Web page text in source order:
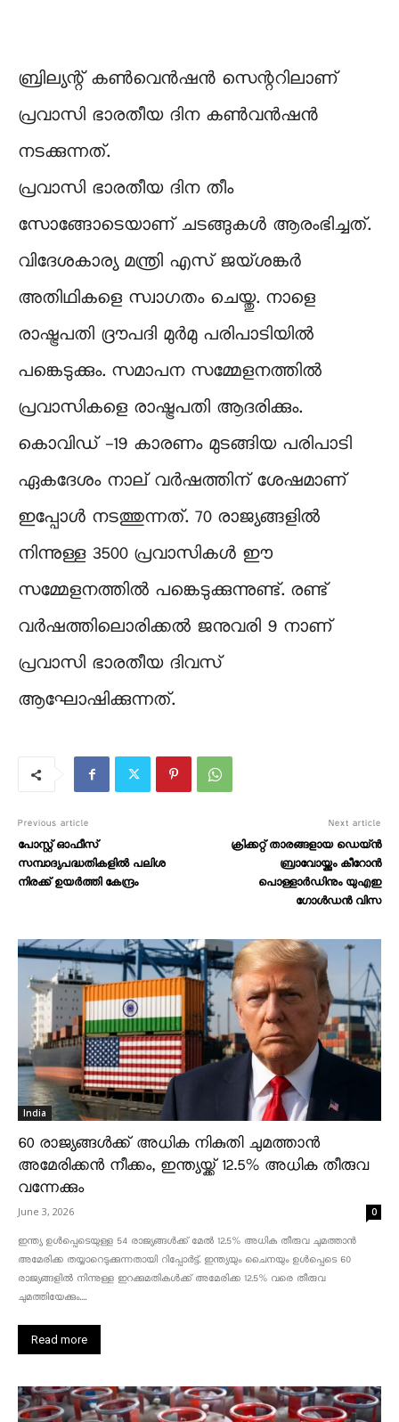
ബ്രില്യന്റ് കണ്‍വെന്‍ഷന്‍ സെന്ററിലാണ്
പ്രവാസി ഭാരതീയ ദിന കണ്‍വന്‍ഷന്‍
നടക്കുന്നത്.
പ്രവാസി ഭാരതീയ ദിന തീം
സോങ്ങോടെയാണ് ചടങ്ങുകള്‍ ആരംഭിച്ചത്.
വിദേശകാര്യ മന്ത്രി എസ് ജയ്ശങ്കര്‍
അതിഥികളെ സ്വാഗതം ചെയ്തു. നാളെ
രാഷ്ട്രപതി ദ്രൗപദി മുർമു പരിപാടിയിൽ
പങ്കെടുക്കും. സമാപന സമ്മേളനത്തിൽ
പ്രവാസികളെ രാഷ്ട്രപതി ആദരിക്കും.
കൊവിഡ് -19 കാരണം മുടങ്ങിയ പരിപാടി
ഏകദേശം നാല് വർഷത്തിന് ശേഷമാണ്
ഇപ്പോൾ നടത്തുന്നത്. 70 രാജ്യങ്ങളിൽ
നിന്നുള്ള 3500 പ്രവാസികൾ ഈ
സമ്മേളനത്തിൽ പങ്കെടുക്കുന്നുണ്ട്. രണ്ട്
വർഷത്തിലൊരിക്കൽ ജനുവരി 9 നാണ്
പ്രവാസി ഭാരതീയ ദിവസ്
ആഘോഷിക്കുന്നത്.
Previous article
പോസ്റ്റ് ഓഫീസ്
സമ്പാദ്യപദ്ധതികളിൽ പലിശ
നിരക്ക് ഉയർത്തി കേന്ദ്രം
Next article
ക്രിക്കറ്റ് താരങ്ങളായ ഡെയ്ന്‍
ബ്രാവോയ്ക്കും കീറോന്‍
പൊള്ളാർഡിനും യുഎഇ
ഗോള്‍ഡന്‍ വിസ
India
60 രാജ്യങ്ങൾക്ക് അധിക നികുതി ചുമത്താൻ
അമേരിക്കൻ നീക്കം, ഇന്ത്യയ്ക്ക് 12.5% അധിക തീരുവ
വന്നേക്കും
June 3, 2026 0
ഇന്ത്യ ഉൾപ്പെടെയുള്ള 54 രാജ്യങ്ങൾക്ക് മേൽ 12.5% അധിക തീരുവ ചുമത്താൻ
അമേരിക്ക തയ്യാറെടുക്കുന്നതായി റിപ്പോർട്ട്. ഇന്ത്യയും ചൈനയും ഉൾപ്പെടെ 60
രാജ്യങ്ങളിൽ നിന്നുള്ള ഇറക്കുമതികൾക്ക് അമേരിക്ക 12.5% ​​വരെ തീരുവ
ചുമത്തിയേക്കും....
Read more